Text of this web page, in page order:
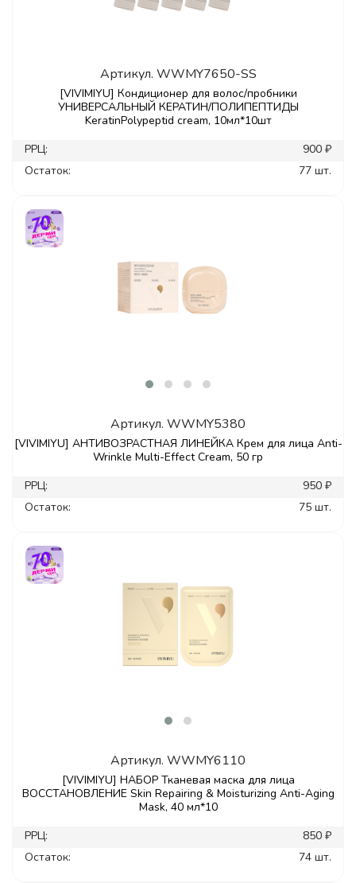
Артикул. WWMY7650-SS
[VIVIMIYU] Кондиционер для волос/пробники
УНИВЕРСАЛЬНЫЙ КЕРАТИН/ПОЛИПЕПТИДЫ
KeratinPolypeptid cream, 10мл*10шт
РРЦ:
900 ₽
Остаток:
77 шт.
Артикул. WWMY5380
[VIVIMIYU] АНТИВОЗРАСТНАЯ ЛИНЕЙКА Крем для лица Anti-
Wrinkle Multi-Effect Cream, 50 гр
РРЦ:
950 ₽
Остаток:
75 шт.
Артикул. WWMY6110
[VIVIMIYU] НАБОР Тканевая маска для лица
ВОССТАНОВЛЕНИЕ Skin Repairing & Moisturizing Anti-Aging
Mask, 40 мл*10
РРЦ:
850 ₽
Остаток:
74 шт.